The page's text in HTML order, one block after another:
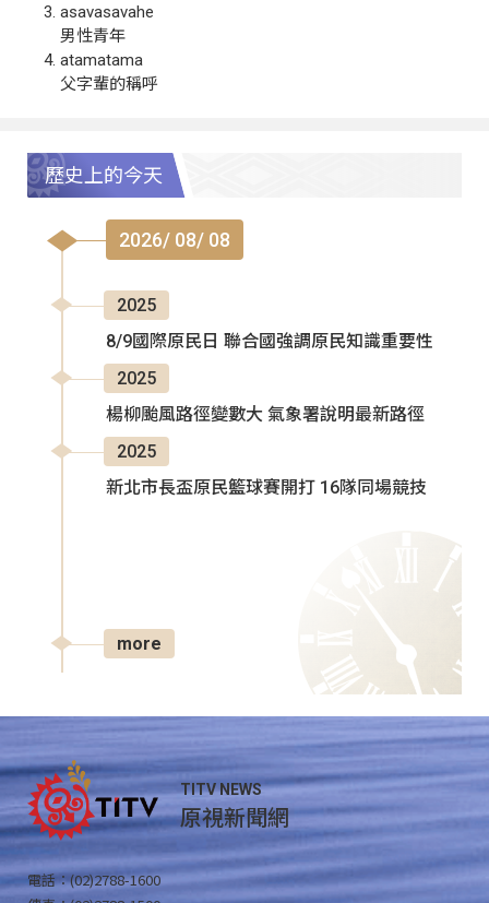
asavasavahe
男性青年
atamatama
父字輩的稱呼
歷史上的今天
2026/ 08/ 08
2025
8/9國際原民日 聯合國強調原民知識重要性
2025
楊柳颱風路徑變數大 氣象署說明最新路徑
2025
新北市長盃原民籃球賽開打 16隊同場競技
more
TITV NEWS
原視新聞網
電話：(02)2788-1600